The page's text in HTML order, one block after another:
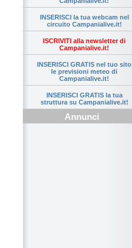
INSERISCI la tua webcam nel
circuito Campanialive.it!
ISCRIVITI alla newsletter di
Campanialive.it!
INSERISCI GRATIS nel tuo sito
le previsioni meteo di
Campanialive.it!
INSERISCI GRATIS la tua
struttura su Campanialive.it!
Annunci